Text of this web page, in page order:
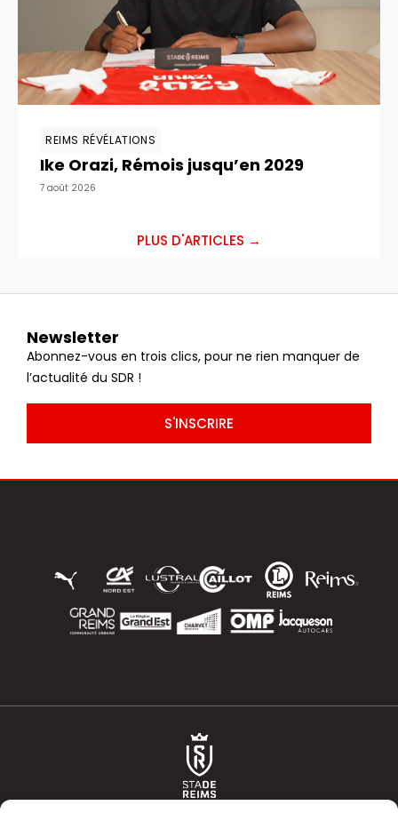
REIMS RÉVÉLATIONS
Ike Orazi, Rémois jusqu’en 2029
7 août 2026
PLUS D'ARTICLES →
Newsletter
Abonnez-vous en trois clics, pour ne rien manquer de
l’actualité du SDR !
S'INSCRIRE